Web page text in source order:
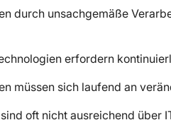
durch unsachgemäße
erfordern
müssen sich laufend an
oft nicht ausreichend über